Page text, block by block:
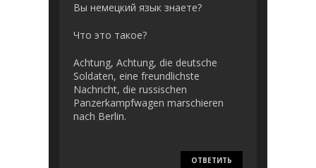
Вы немецкий язык знаете?
Что это такое?
Achtung, Achtung, die deutsche
Soldaten, eine freundlichste
Nachricht, die russischen
Panzerkampfwagen marschieren
nach Berlin.
ОТВЕТИТЬ